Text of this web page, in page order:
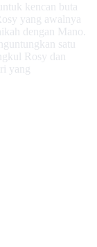
kencan buta
yang awalnya
dengan Mano.
satu
Rosy dan
yang